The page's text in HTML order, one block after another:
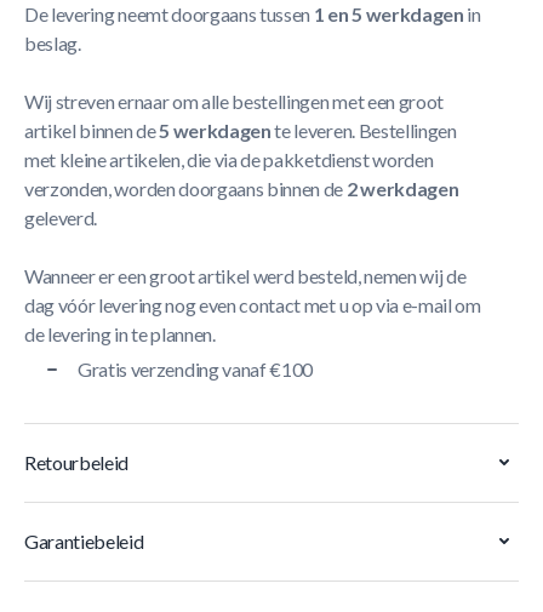
De levering neemt doorgaans tussen 1 en 5 werkdagen in
beslag.
Wij streven ernaar om alle bestellingen met een groot
artikel binnen de5 werkdagente leveren. Bestellingen
met kleine artikelen, die via de pakketdienst worden
verzonden, worden doorgaans binnen de 2 werkdagen
geleverd.
Wanneer er een groot artikel werd besteld, nemen wij de
dag vóór levering nog even contact met u op via e-mail om
de levering in te plannen.
Gratis verzending vanaf €100
Retourbeleid
Garantiebeleid